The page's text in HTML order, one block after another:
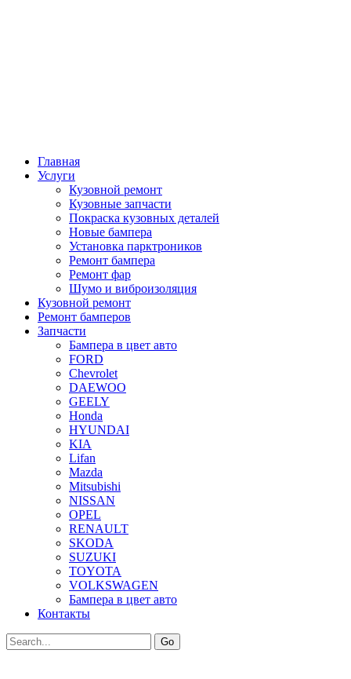
Главная
Услуги
Кузовной ремонт
Кузовные запчасти
Покраска кузовных деталей
Новые бампера
Установка парктроников
Ремонт бампера
Ремонт фар
Шумо и виброизоляция
Кузовной ремонт
Ремонт бамперов
Запчасти
Бампера в цвет авто
FORD
Chevrolet
DAEWOO
GEELY
Honda
HYUNDAI
KIA
Lifan
Mazda
Mitsubishi
NISSAN
OPEL
RENAULT
SKODA
SUZUKI
TOYOTA
VOLKSWAGEN
Бампера в цвет авто
Контакты